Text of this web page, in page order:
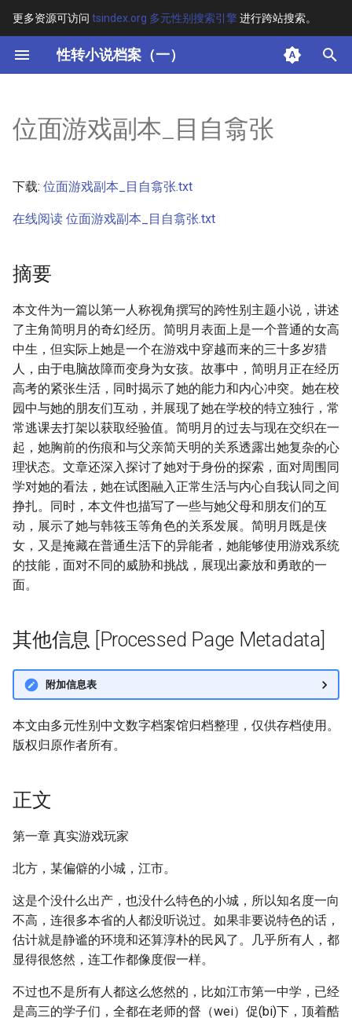
更多资源可访问 tsindex.org 多元性别搜索引擎进行跨站搜索。
性转小说档案（一）
键
开
搜
索
其他信息 [Processed Page
位面游戏副本_目自翕张
下载: 位面游戏副本_目自翕张.txt
在线阅读 位面游戏副本_目自翕张.txt
摘要
本文件为一篇以第一人称视角撰写的跨性别主题小说，讲述
了主角简明月的奇幻经历。简明月表面上是一个普通的女高
中生，但实际上她是一个在游戏中穿越而来的三十多岁猎
人，由于电脑故障而变身为女孩。故事中，简明月正在经历
高考的紧张生活，同时揭示了她的能力和内心冲突。她在校
园中与她的朋友们互动，并展现了她在学校的特立独行，常
常逃课去打架以获取经验值。简明月的过去与现在交织在一
起，她胸前的伤痕和与父亲简天明的关系透露出她复杂的心
理状态。文章还深入探讨了她对于身份的探索，面对周围同
学对她的看法，她在试图融入正常生活与内心自我认同之间
挣扎。同时，本文件也描写了一些与她父母和朋友们的互
动，展示了她与韩筱玉等角色的关系发展。简明月既是侠
女，又是掩藏在普通生活下的异能者，她能够使用游戏系统
的技能，面对不同的威胁和挑战，展现出豪放和勇敢的一
面。
其他信息 [Processed Page Metadata]
附加信息表
本文由多元性别中文数字档案馆归档整理，仅供存档使用。
版权归原作者所有。
正文
第一章 真实游戏玩家
北方，某偏僻的小城，江市。
这是个没什么出产，也没什么特色的小城，所以知名度一向
不高，连很多本省的人都没听说过。如果非要说特色的话，
估计就是静谧的环境和还算淳朴的民风了。几乎所有人，都
显得很悠然，连工作都像度假一样。
不过也不是所有人都这么悠然的，比如江市第一中学，已经
是高三的学子们，全都在老师的督（wei）促(bi)下，顶着酷